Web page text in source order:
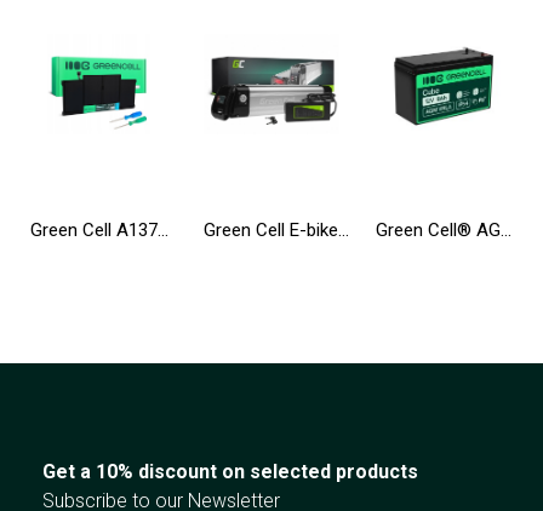
Green Cell A1377 A1405 A1496 battery for Apple MacBook Air 13 A1369 A1466 (2010-2017) Green Cell E-bike Battery 36V 10.4Ah 374Wh Silverfish Ebike 2 Pin for Zündapp, Telefunken, Ancheer with Charger Green Cell® AGM 12V 9Ah VRLA Battery Gel deep cycle Uninterruptible Power Supply energy backup system
Get a 10% discount on selected products
Subscribe to our Newsletter